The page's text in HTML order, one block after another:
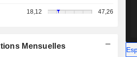
18,12 47,26
Mensuelles